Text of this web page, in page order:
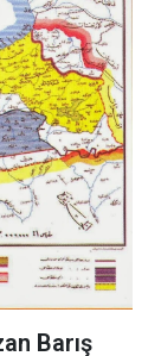
Barış